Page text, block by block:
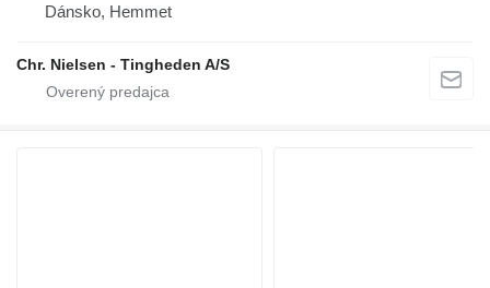
Dánsko, Hemmet
Chr. Nielsen - Tingheden A/S